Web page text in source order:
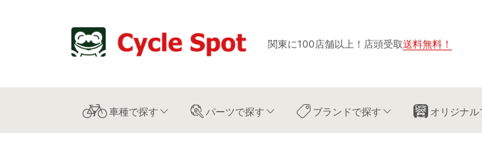
関東に100店舗以上 ！ 店頭受取送料無料 ！
車種で探す パーツで探す ブランドで探す オリジナル